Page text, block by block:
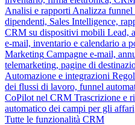
Analisi e rapporti Analizza funnel
dipendenti, Sales Intelligence,
CRM su dispositivi mobili Lead,
e-mail, inventario e calendario a
Marketing Campagne e-mail,
telemarketing, pagine di
Automazione e integrazioni
dei flussi di lavoro, funnel
CoPilot nel CRM Trascrizione e
automatico dei campi per gli affari
Tutte le funzionalità CRM